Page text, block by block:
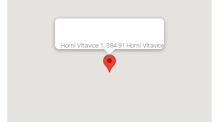
Horní Vltavice 1, 384 91 Horní Vltavice